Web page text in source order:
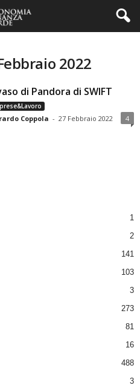
2022
di Pandora di SWIFT
Coppola - 27 Febbraio 2022 4
1
2
141
103
3
273
81
16
488
3